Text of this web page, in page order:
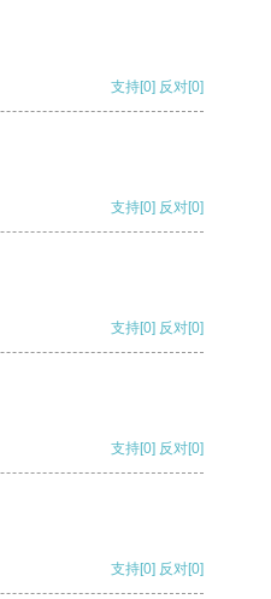
支持[0] 反对[0]
支持[0] 反对[0]
支持[0] 反对[0]
支持[0] 反对[0]
支持[0] 反对[0]